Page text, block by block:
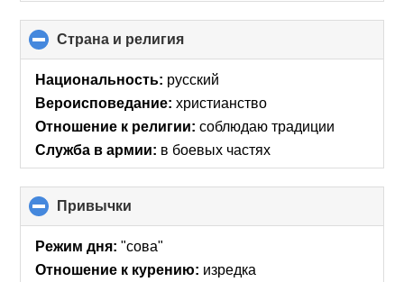
Страна и религия
to
collapse
Национальность: русский
Вероисповедание: христианство
Отношение к религии: соблюдаю традиции
Служба в армии: в боевых частях
Привычки
to
collapse
Режим дня: "сова"
Отношение к курению: изредка